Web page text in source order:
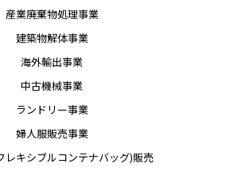
産業廃棄物処理事業
建築物解体事業
海外輸出事業
中古機械事業
ランドリー事業
婦人服販売事業
レキシブルコンテナバッグ)販売